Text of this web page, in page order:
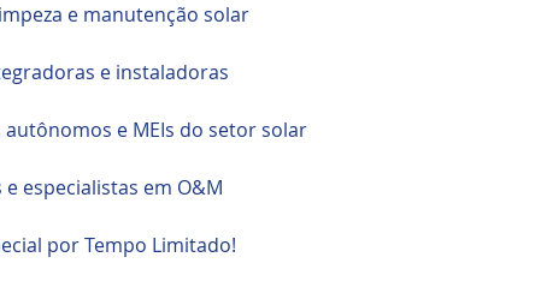
e manutenção solar
e instaladoras
autônomos e MEIs do setor solar
especialistas em O&M
por Tempo Limitado!